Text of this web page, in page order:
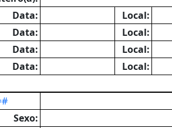
Data:
Local:
Data:
Local:
Data:
Local:
Data:
Local:
Sexo: